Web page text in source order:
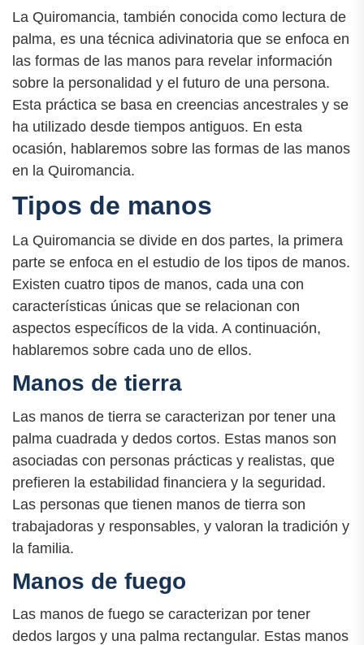
La Quiromancia, también conocida como lectura de
palma, es una técnica adivinatoria que se enfoca en
las formas de las manos para revelar información
sobre la personalidad y el futuro de una persona.
Esta práctica se basa en creencias ancestrales y se
ha utilizado desde tiempos antiguos. En esta
ocasión, hablaremos sobre las formas de las manos
en la Quiromancia.
Tipos de manos
La Quiromancia se divide en dos partes, la primera
parte se enfoca en el estudio de los tipos de manos.
Existen cuatro tipos de manos, cada una con
características únicas que se relacionan con
aspectos específicos de la vida. A continuación,
hablaremos sobre cada uno de ellos.
Manos de tierra
Las manos de tierra se caracterizan por tener una
palma cuadrada y dedos cortos. Estas manos son
asociadas con personas prácticas y realistas, que
prefieren la estabilidad financiera y la seguridad.
Las personas que tienen manos de tierra son
trabajadoras y responsables, y valoran la tradición y
la familia.
Manos de fuego
Las manos de fuego se caracterizan por tener
dedos largos y una palma rectangular. Estas manos